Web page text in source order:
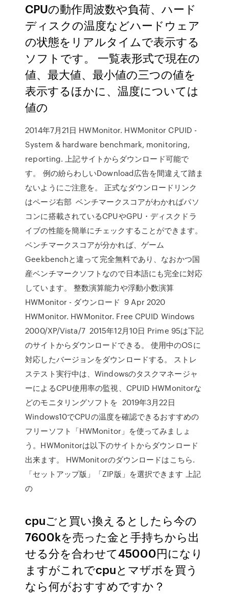
CPUの動作周波数や負荷、ハード
ディスクの温度などハードウェア
の状態をリアルタイムで表示する
ソフトです。 一覧表形式で現在の
値、最大値、最小値の三つの値を
表示するほかに、温度については
値の
2014年7月21日 HWMonitor. HWMonitor CPUID -
System & hardware benchmark, monitoring,
reporting. 上記サイトからダウンロード可能で
す。 例の紛らわしいDownload広告を間違えて踏ま
ないようにご注意を。 正式なダウンロードリンク
はページ右部 ベンチマークスコアがわかればパソ
コンに搭載されているCPUやGPU・ディスクドラ
イブの性能を簡単にチェックすることができます。
ベンチマークスコアが分かれば、ゲーム
Geekbenchと違って完全無料であり、なおかつ国
産ベンチマークソフトなので日本語にも完全に対応
しています。 整数演算能力や浮動小数演算
HWMonitor - ダウンロード 9 Apr 2020
HWMonitor. HWMonitor. Free CPUID Windows
2000/XP/Vista/7 2015年12月10日 Prime 95は下記
のサイトからダウンロードできる。 使用中のOSに
対応したバージョンをダウンロードする。 ストレ
ステスト実行中は、Windowsのタスクマネージャ
ーによるCPU使用率の監視、CPUID HWMonitorな
どのモニタリングソフトを 2019年3月22日
Windows10でCPUの温度を確認できるおすすめの
フリーソフト「HWMonitor」を使ってみましょ
う。HWMonitorは以下のサイトからダウンロード
出来ます。 HWMonitorのダウンロードはこちら.
「セットアップ版」「ZIP版」を選択できます 上記
の
cpuごと買い換えるとしたら今の
7600kを売った金と手持ちから出
せる分を合わせて45000円になり
ますがこれでcpuとマザボを買う
なら何がおすすめですか？